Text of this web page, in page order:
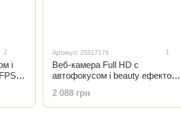
2
і
і
Артикул: 25517179 1
Веб-камера Full HD c
автофокусом і beauty ефектом
2 088 грн